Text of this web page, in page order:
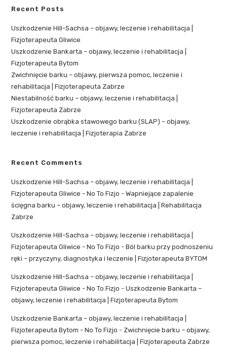
Recent Posts
Uszkodzenie Hill-Sachsa – objawy, leczenie i rehabilitacja |
Fizjoterapeuta Gliwice
Uszkodzenie Bankarta – objawy, leczenie i rehabilitacja |
Fizjoterapeuta Bytom
Zwichnięcie barku – objawy, pierwsza pomoc, leczenie i
rehabilitacja | Fizjoterapeuta Zabrze
Niestabilność barku – objawy, leczenie i rehabilitacja |
Fizjoterapeuta Zabrze
Uszkodzenie obrąbka stawowego barku (SLAP) – objawy,
leczenie i rehabilitacja | Fizjoterapia Zabrze
Recent Comments
Uszkodzenie Hill-Sachsa – objawy, leczenie i rehabilitacja |
Fizjoterapeuta Gliwice - No To Fizjo -Wapniejące zapalenie
ścięgna barku – objawy, leczenie i rehabilitacja | Rehabilitacja
Zabrze
Uszkodzenie Hill-Sachsa – objawy, leczenie i rehabilitacja |
Fizjoterapeuta Gliwice - No To Fizjo -Ból barku przy podnoszeniu
ręki – przyczyny, diagnostyka i leczenie | Fizjoterapeuta BYTOM
Uszkodzenie Hill-Sachsa – objawy, leczenie i rehabilitacja |
Fizjoterapeuta Gliwice - No To Fizjo -Uszkodzenie Bankarta –
objawy, leczenie i rehabilitacja | Fizjoterapeuta Bytom
Uszkodzenie Bankarta – objawy, leczenie i rehabilitacja |
Fizjoterapeuta Bytom - No To Fizjo - Zwichnięcie barku – objawy,
pierwsza pomoc, leczenie i rehabilitacja | Fizjoterapeuta Zabrze